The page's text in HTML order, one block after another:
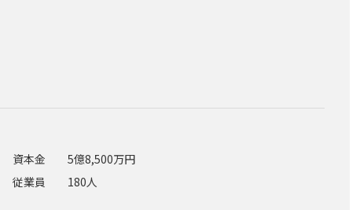
資本金
5億8,500万円
従業員
180人